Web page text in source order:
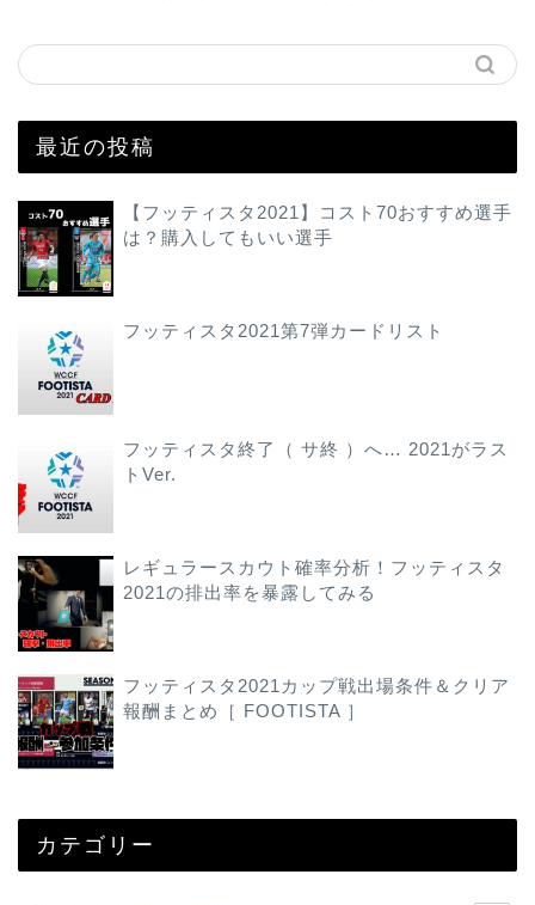
最近の投稿
【フッティスタ2021】コスト70おすすめ選手
は？購入してもいい選手
フッティスタ2021第7弾カードリスト
フッティスタ終了（ サ終 ）へ… 2021がラス
トVer.
レギュラースカウト確率分析！フッティスタ
2021の排出率を暴露してみる
フッティスタ2021カップ戦出場条件＆クリア
報酬まとめ［ FOOTISTA ］
カテゴリー